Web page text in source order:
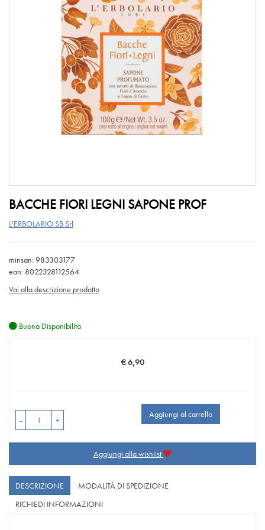
BACCHE FIORI LEGNI SAPONE PROF
L'ERBOLARIO SB Srl
minsan: 983303177
ean: 8022328112564
Vai alla descrizione prodotto
Buona Disponibilità
Prezzo
€ 6,90
- +
Aggiungi al carrello
Aggiungi alla wishlist
DESCRIZIONE
MODALITÀ DI SPEDIZIONE
RICHIEDI INFORMAZIONI